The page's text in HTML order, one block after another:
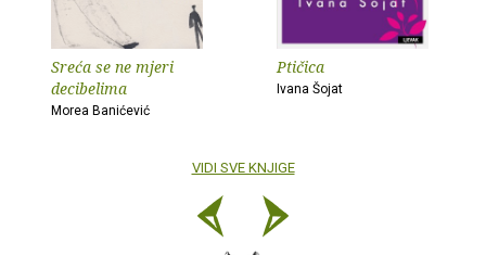
Sreća se ne mjeri
decibelima
Morea Banićević
Ptičica
Ivana Šojat
VIDI SVE KNJIGE